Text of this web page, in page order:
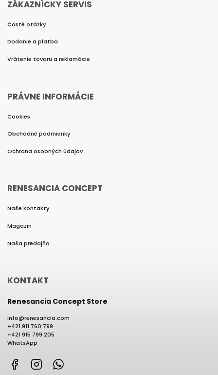
ZÁKAZNÍCKY SERVIS
Časté otázky
Dodanie a platba
Vrátenie tovaru a reklamácie
PRÁVNE INFORMÁCIE
Cookies
Obchodné podmienky
Ochrana osobných údajov
RENESANCIA CONCEPT
Naše kontakty
Magazín
Naša predajňa
KONTAKT
Renesancia Concept Store
info@renesancia.com
+421 911 760 799
+421 915 799 205
WhatsApp
FacebookInstagram